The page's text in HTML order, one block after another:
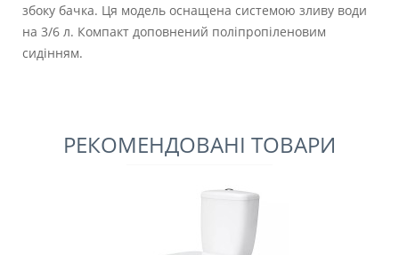
збоку бачка. Ця модель оснащена системою зливу води
на 3/6 л. Компакт доповнений поліпропіленовим
сидінням.
РЕКОМЕНДОВАНІ ТОВАРИ